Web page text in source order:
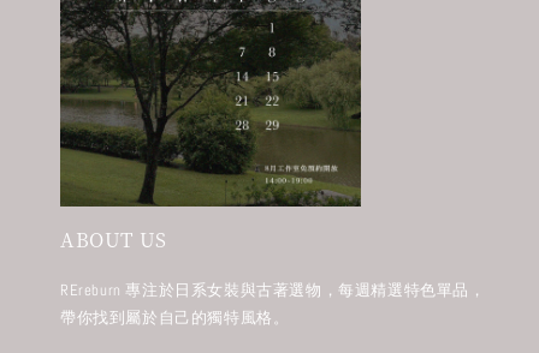
ABOUT US
REreburn 專注於日系女裝與古著選物，每週精選特色單品，
帶你找到屬於自己的獨特風格。